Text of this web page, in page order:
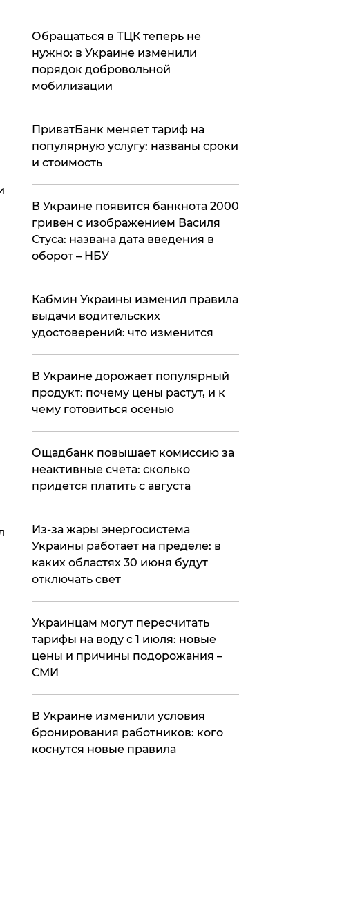
Обращаться в ТЦК теперь не
нужно: в Украине изменили
порядок добровольной
мобилизации
ПриватБанк меняет тариф на
популярную услугу: названы сроки
и стоимость
В Украине появится банкнота 2000
гривен с изображением Василя
Стуса: названа дата введения в
оборот – НБУ
Кабмин Украины изменил правила
выдачи водительских
удостоверений: что изменится
В Украине дорожает популярный
продукт: почему цены растут, и к
чему готовиться осенью
​Ощадбанк повышает комиссию за
неактивные счета: сколько
придется платить с августа
Из-за жары энергосистема
Украины работает на пределе: в
каких областях 30 июня будут
отключать свет
Украинцам могут пересчитать
тарифы на воду с 1 июля: новые
цены и причины подорожания –
СМИ
В Украине изменили условия
бронирования работников: кого
коснутся новые правила